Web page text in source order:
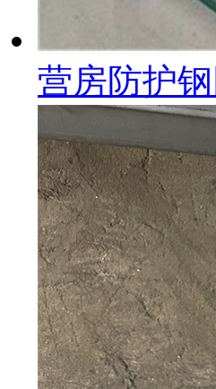
营房防护